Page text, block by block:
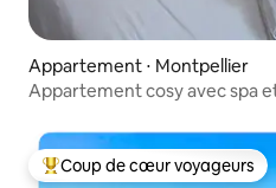
Appartement ⋅ Montpellier
Appartement cosy avec spa
Coups de cœur voyageurs les
Coup de cœur voyageurs